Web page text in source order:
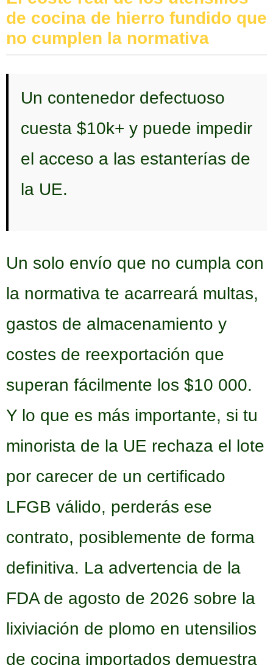
de cocina de hierro fundido que
no cumplen la normativa
Un contenedor defectuoso
cuesta $10k+ y puede impedir
el acceso a las estanterías de
la UE.
Un solo envío que no cumpla con
la normativa te acarreará multas,
gastos de almacenamiento y
costes de reexportación que
superan fácilmente los $10 000.
Y lo que es más importante, si tu
minorista de la UE rechaza el lote
por carecer de un certificado
LFGB válido, perderás ese
contrato, posiblemente de forma
definitiva. La advertencia de la
FDA de agosto de 2026 sobre la
lixiviación de plomo en utensilios
de cocina importados demuestra